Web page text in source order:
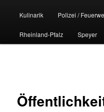
Kulinarik Polizei /
Rheinland-Pfalz Speyer